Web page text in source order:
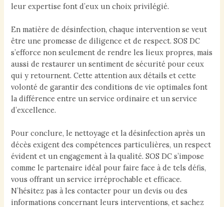
leur expertise font d’eux un choix privilégié.
En matière de désinfection, chaque intervention se veut
être une promesse de diligence et de respect. SOS DC
s’efforce non seulement de rendre les lieux propres, mais
aussi de restaurer un sentiment de sécurité pour ceux
qui y retournent. Cette attention aux détails et cette
volonté de garantir des conditions de vie optimales font
la différence entre un service ordinaire et un service
d’excellence.
Pour conclure, le nettoyage et la désinfection après un
décès exigent des compétences particulières, un respect
évident et un engagement à la qualité. SOS DC s’impose
comme le partenaire idéal pour faire face à de tels défis,
vous offrant un service irréprochable et efficace.
N’hésitez pas à les contacter pour un devis ou des
informations concernant leurs interventions, et sachez